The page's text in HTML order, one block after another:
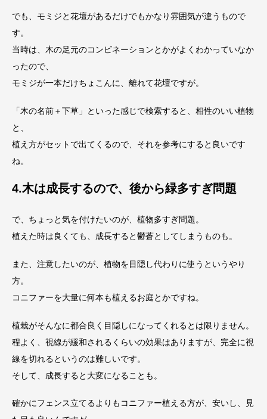
でも、モミジと花壇があるだけでもかなり雰囲気が違うもので
す。
当時は、木の足元のコンビネーションとかがよくわかっていなか
ったので、
モミジが一本だけちょこんに、離れて花壇ですが。
「木の名前＋下草」といった感じで検索すると、相性のいい植物
と、
植え方がセットで出てくるので、それを参考にすると良いです
ね。
4.木は成長するので、後から緑多すぎ問題
で、ちょっと気を付けたいのが、植物多すぎ問題。
植えた時は良くても、成長すると鬱蒼としてしまうものも。
また、注意したいのが、植物を目隠し代わりに使うというやり
方。
コニファーを大量に何本も植えるお庭とかですね。
植栽がそんなに都合良く目隠しになってくれるとは限りません。
程よく、視線が緩和されるくらいの効果はありますが、完全に視
線を切れるというのは難しいです。
そして、成長すると大変になることも。
確かにフェンス立てるよりもコニファー植える方が、安いし、見